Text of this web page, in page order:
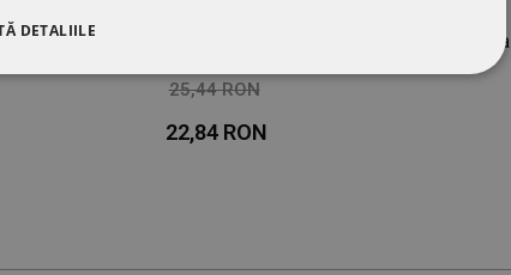
Mănuși de sudură SAHARA
25,44 RON
22,84 RON
DETALIILE
DE TARGETARE DE FUNCŢIONALITATE